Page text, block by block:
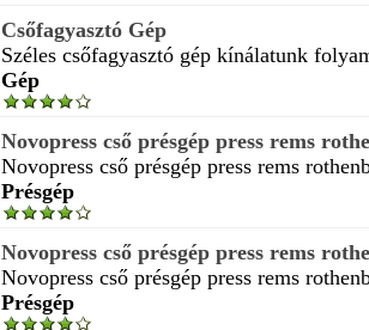
Csőfagyasztó Gép
Széles csőfagyasztó gép kínálatunk
Gép
Novopress cső présgép press rems
Novopress cső présgép press rems
Présgép
Novopress cső présgép press rems
Novopress cső présgép press rems
Présgép